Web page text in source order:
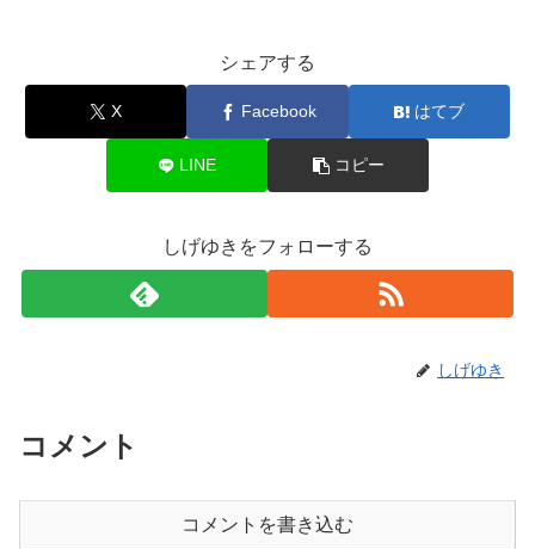
シェアする
X Facebook はてブ
LINE コピー
しげゆきをフォローする
しげゆき
コメント
コメントを書き込む